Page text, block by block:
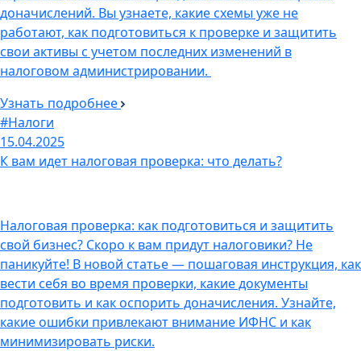
доначислений. Вы узнаете, какие схемы уже не
работают, как подготовиться к проверке и защитить
свои активы с учетом последних изменений в
налоговом администрировании.
Узнать подробнее
#Налоги
15.04.2025
К вам идет налоговая проверка: что делать?
Налоговая проверка: как подготовиться и защитить
свой бизнес? Скоро к вам придут налоговики? Не
паникуйте! В новой статье — пошаговая инструкция, как
вести себя во время проверки, какие документы
подготовить и как оспорить доначисления. Узнайте,
какие ошибки привлекают внимание ИФНС и как
минимизировать риски.